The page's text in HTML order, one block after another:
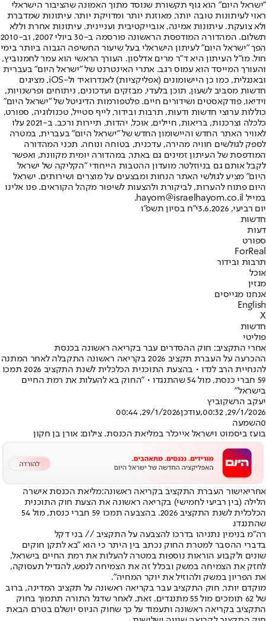
"ישראל היום" הוא גוף תקשורת שנוסד מתוך האמונה שהציבור הישראלי
ראוי לעיתונות טובה יותר, מאוזנת יותר ומדויקת יותר. עיתונות שמדברת
ולא צועקת. עיתונות אמינה, אובייקטיבית ועניינית. עיתונות אחרת וללא
תשלום. המהדורה המודפסת הראשונה פורסמה ב-30 ביולי 2007, וב-2010
הפך "ישראל היום" לעיתון הישראלי בעל שיעור החשיפה הגבוה ביותר בימי
חול. מו"ל העיתון היא ד"ר מרים אדלסון. העורך הראשי הוא עמר לחמנוביץ,
והעורך המייסד הוא עמוס רגב. אתרי האינטרנט של "ישראל היום" בעברית
ובאנגלית, כמו כן היישומונים (אפליקציות) לאנדרואיד ול-iOS, מציגים
חדשות מסביב לשעון, תוכן בלעדי, מבזקים ועדכונים, ניתוחים ופרשנויות,
וידיאו, פודקאסטים ושידורים חיים. פלטפורמות הדיגיטל של "ישראל היום"
כוללות ערוצי חדשות ודעות, תרבות ובידור, לייף סטייל, טכנולוגיה, ספורט,
כלכלה וצרכנות, בריאות, חיילים, אוכל, יהדות, תיירות ורכב. ב-2021 עלו
לאוויר האתר החדש והיישומון החדש של "ישראל היום" בעברית, במטרה
לספק לגולשים חוויה מהירה, עדכנית, בטוחה ונוחה. תכני המהדורה
המודפסת של העיתון זמינים גם באתר, במהדורה יומית מקוונת, ואפשר
לקבל אותם גם בניוזלטר. מועדון ההטבות הייחודי "הקליקה של ישראל
היום" מציע לגולשי האתר הנחות ומבצעים על מוצרים ושירותים. ישראל
היום פתוח להערות, לביקורת ולהצעות לשיפור מקהל הקוראים. פנו אלינו
במייל hayom@israelhayom.co.il.
יום רביעי, 3.6.2026
י"ח בסיון תשפ"ו
חדשות
דעות
ספורט
ForReal
תרבות ובידור
אוכל
מגזין
אנחנו מגייסים
English
X
חדשות
פוליטי
אחרי התקציב: חוק ההסדרים עבר בקריאה ראשונה בכנסת
ההכרעה על העברת תקציב 2026 בקריאה ראשונה התקבלה לאחר המתנה
להנחיית הרב לנדו • בהצעת התוכנית הכלכלית לשנת התקציב 2026 תמכו
59 חברי כנסת, מול 54 שהתנגדו • "החוק בא להעלות את רמת החיים
בישראל"
יעקב הרשקוביץ
29/1/2026, 00:32
,עודכן29/1/2026, 00:44
0השמעה
בועז ביסמוט וישראל אייכלר במליאת הכנסת. צילום: אורן בן חקון
אחריאישור העברת התקציב בקריאה ראשונה:מליאת הכנסת אישרה
הלילה (בין רביעי לחמישי) בקריאה ראשונה את הצעת חוק התוכנית
הכלכלית לשנת התקציב 2026. בהצבעה תמכו 59 חברי כנסת, מול 54
שהתנגדו.
רה"מ בנימין נתניהו בדרכו להצבעה על התקציב // בני דקל
בדברי ההסבר למטרת החוק נכתב בין היתר כי הוא "בא לתקן חוקים
שונים ולקבוע הוראות נוספות במטרה להעלות את רמת החיים בישראל,
לחזק את הצמיחה במשק ובכלל זה את הצמיחה לנפש, להגדיל תעסוקה,
את הפריון במשק ולהוזיל את יוקר המחיה".
מוקדם יותר, חוק התקציב עבר בקריאה ראשונה על תקציב המדינה, ברוב
של 62 תומכים מול 55 מתנגדים. זאת, לאחר שדגל התורה תתמוך בחוק
התקציב בקריאה ראשונה ותעמוד על כך שחוק הגיוס יושלם בטרם הבאת